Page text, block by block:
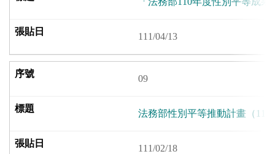
111/04/13
09
法務部性別平等推動計畫（111
111/02/18